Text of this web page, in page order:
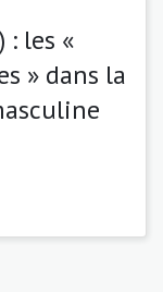
: les «
» dans la